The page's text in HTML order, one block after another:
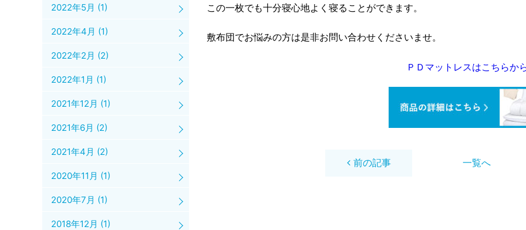
この一枚でも十分寝心地よく寝ることができます。
敷布団でお悩みの方は是非お問い合わせくださいませ。
ＰＤマットレスはこちらか
前の記事 一覧へ
2022年5月 (1)
2022年4月 (1)
2022年2月 (2)
2022年1月 (1)
2021年12月 (1)
2021年6月 (2)
2021年4月 (2)
2020年11月 (1)
2020年7月 (1)
2018年12月 (1)